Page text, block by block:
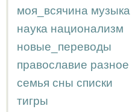
моя_всячина музыка
наука национализм
новые_переводы
православие разное
семья сны списки
тигры